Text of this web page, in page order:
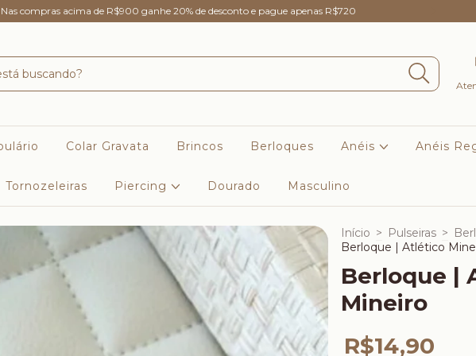
Nas compras acima de R$900 ganhe 20% de desconto e pague apenas R$720
Colar Gravata Brincos Berloques Anéis Anéis
Tornozeleiras Piercing Dourado Masculino
Início > Pulseiras >
Berloque | Atlético
Berloque |
Mineiro
R$14,90